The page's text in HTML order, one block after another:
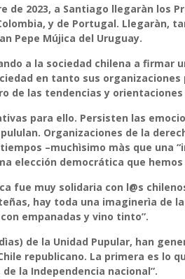
de 2023, a Santiago llegaràn los
y de Portugal. Llegaràn,
Pepe Mújica del Uruguay.
a la sociedad chilena a firmar
en tanto sus
de las tendencias y
para ello. Persisten las
Organizaciones de la
–muchìsimo màs que una
elección democrática que
fue muy solidaria con l@s
hay toda una imaginerìa de la
empanadas y vino tinto”.
de la Unidad Pupular, han
republicano. La primera es lo
la Independencia nacional”.